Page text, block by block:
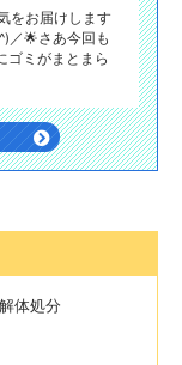
をお届けします
／🌟​さあ今回も
ゴミがまとまら
体処分